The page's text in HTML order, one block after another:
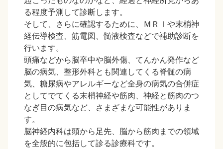
る程度予測して診断します。
そして、さらに確認するために、ＭＲＩや末梢神
経伝導検査、筋電図、髄液検査などで補助診断を
行います。
頭痛などから脳卒中や脳外傷、てんかん発作など
脳の病気、整形外科とも関連してくる脊髄の病
気、糖尿病やアレルギーなど全身の病気の合併症
としてでてくる末梢神経や筋肉、神経と筋肉のつ
なぎ目の病気など、さまざまな可能性がありま
す。
脳神経内科は頭から足先、脳から筋肉までの領域
を全般的に包括して診る診療科です。